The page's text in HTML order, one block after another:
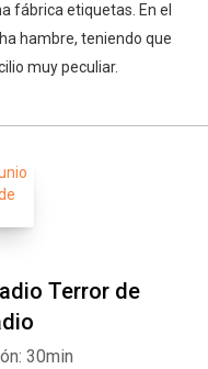
fábrica etiquetas. En el
hambre, teniendo que
muy peculiar.
Terror de
30min